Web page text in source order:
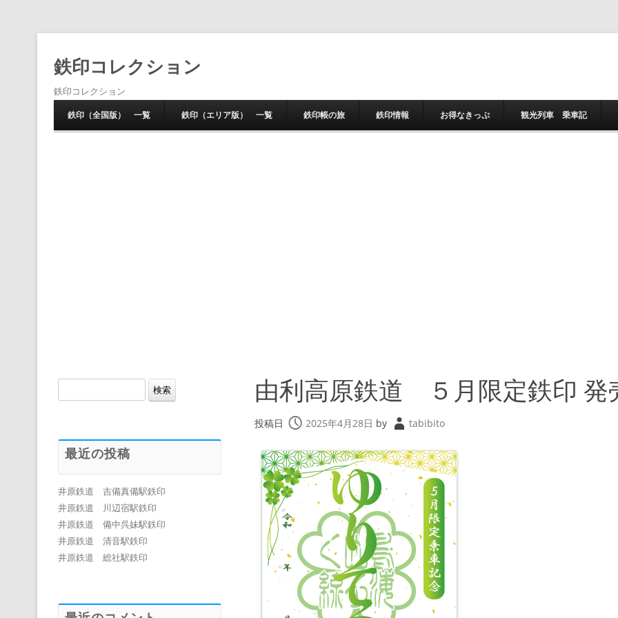
鉄印コレクション
鉄印コレクション
鉄印（全国版） 一覧 鉄印（エリア版） 一覧 鉄印帳の旅 鉄印情報 お得なきっぷ 観光列車 乗車記
由利高原鉄道 ５月限定鉄印 発
投稿日 2025年4月28日 by tabibito
索:
最近の投稿
井原鉄道 吉備真備駅鉄印
井原鉄道 川辺宿駅鉄印
井原鉄道 備中呉妹駅鉄印
井原鉄道 清音駅鉄印
井原鉄道 総社駅鉄印